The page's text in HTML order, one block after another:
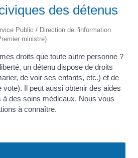
des détenus
Public / Direction de l'information
ministre)
droits que toute autre personne ?
un détenu dispose de droits
de voir ses enfants, etc.) et de
Il peut aussi obtenir des aides
des soins médicaux. Nous vous
à connaître.